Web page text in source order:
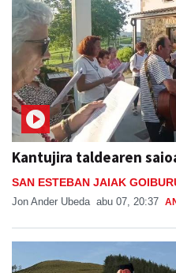
Kantujira taldearen
SAN ESTEBAN JAIAK
Jon Ander Ubeda abu 07, 20:37